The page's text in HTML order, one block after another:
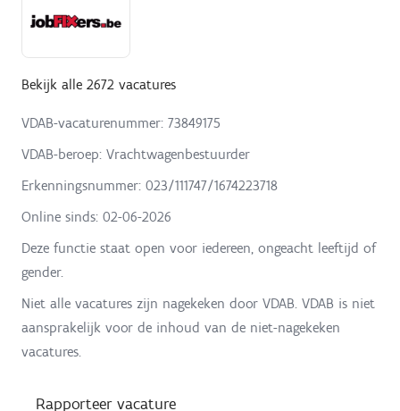
Bekijk alle 2672 vacatures
VDAB-vacaturenummer: 73849175
VDAB-beroep: Vrachtwagenbestuurder
Erkenningsnummer: 023/111747/1674223718
Online sinds: 02-06-2026
Deze functie staat open voor iedereen, ongeacht leeftijd of
gender.
Niet alle vacatures zijn nagekeken door VDAB. VDAB is niet
aansprakelijk voor de inhoud van de niet-nagekeken
vacatures.
Rapporteer vacature